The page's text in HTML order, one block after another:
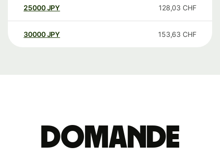
25000 JPY 128,03 CHF
30000 JPY 153,63 CHF
Domande